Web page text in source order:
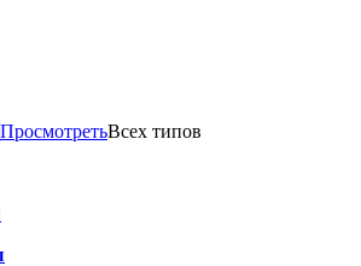
ПросмотретьВсех типов